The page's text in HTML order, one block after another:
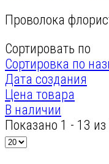
Проволока
Сортировать по
Сортировка по
Дата создания
Цена товара
В наличии
Показано 1 - 13 из